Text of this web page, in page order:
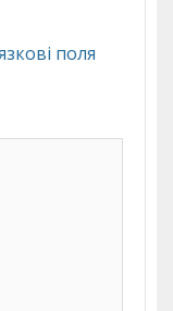
поля